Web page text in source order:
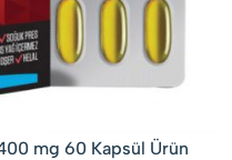
mg 60 Kapsül Ürün